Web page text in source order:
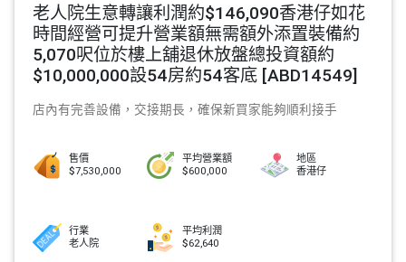
老人院生意轉讓利潤約$146,090香港仔如花
時間經營可提升營業額無需額外添置裝備約
5,070呎位於樓上舖退休放盤總投資額約
$10,000,000設54房約54客底 [ABD14549]
店內有完善設備，交接期長，確保新買家能夠順利接手
售價
$7,530,000
平均營業額
$600,000
地區
香港仔
行業
老人院
平均利潤
$62,640